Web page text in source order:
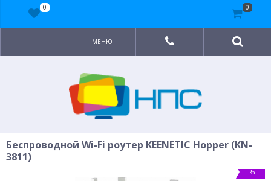
МЕНЮ
Беспроводной Wi-Fi роутер KEENETIC Hopper (KN-
3811)
%
0 0